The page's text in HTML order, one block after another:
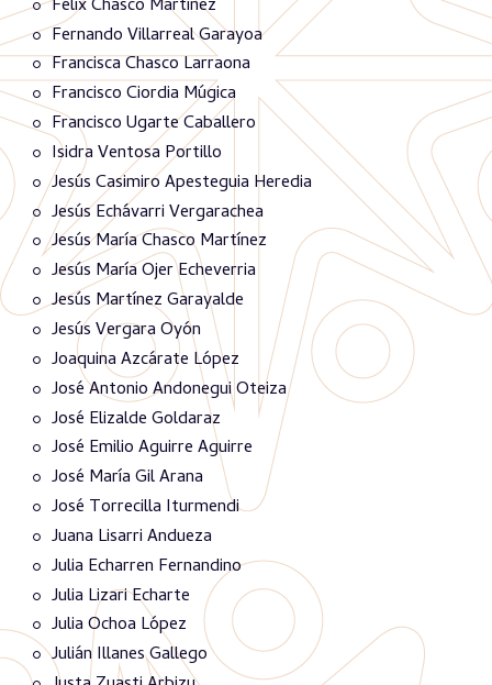
Félix Chasco Martínez
Fernando Villarreal Garayoa
Francisca Chasco Larraona
Francisco Ciordia Múgica
Francisco Ugarte Caballero
Isidra Ventosa Portillo
Jesús Casimiro Apesteguia Heredia
Jesús Echávarri Vergarachea
Jesús María Chasco Martínez
Jesús María Ojer Echeverria
Jesús Martínez Garayalde
Jesús Vergara Oyón
Joaquina Azcárate López
José Antonio Andonegui Oteiza
José Elizalde Goldaraz
José Emilio Aguirre Aguirre
José María Gil Arana
José Torrecilla Iturmendi
Juana Lisarri Andueza
Julia Echarren Fernandino
Julia Lizari Echarte
Julia Ochoa López
Julián Illanes Gallego